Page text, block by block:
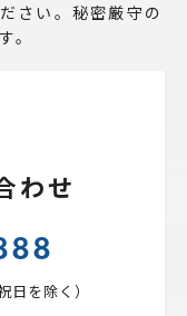
さい。秘密厳守の
。
わせ
を除く）